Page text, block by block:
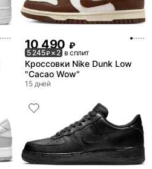
10 490 ₽
5 245₽× 2 в сплит
Кроссовки Nike Dunk Low
"Cacao Wow"
15 дней